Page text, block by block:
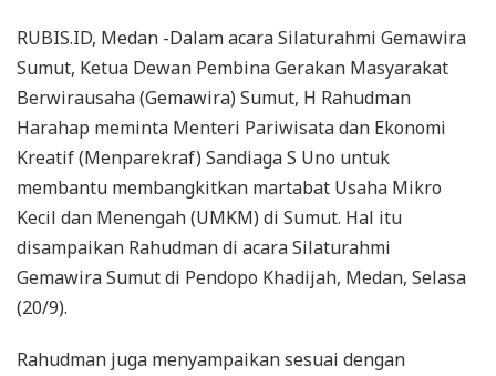
RUBIS.ID, Medan -Dalam acara Silaturahmi Gemawira
Sumut, Ketua Dewan Pembina Gerakan Masyarakat
Berwirausaha (Gemawira) Sumut, H Rahudman
Harahap meminta Menteri Pariwisata dan Ekonomi
Kreatif (Menparekraf) Sandiaga S Uno untuk
membantu membangkitkan martabat Usaha Mikro
Kecil dan Menengah (UMKM) di Sumut. Hal itu
disampaikan Rahudman di acara Silaturahmi
Gemawira Sumut di Pendopo Khadijah, Medan, Selasa
(20/9).
Rahudman juga menyampaikan sesuai dengan